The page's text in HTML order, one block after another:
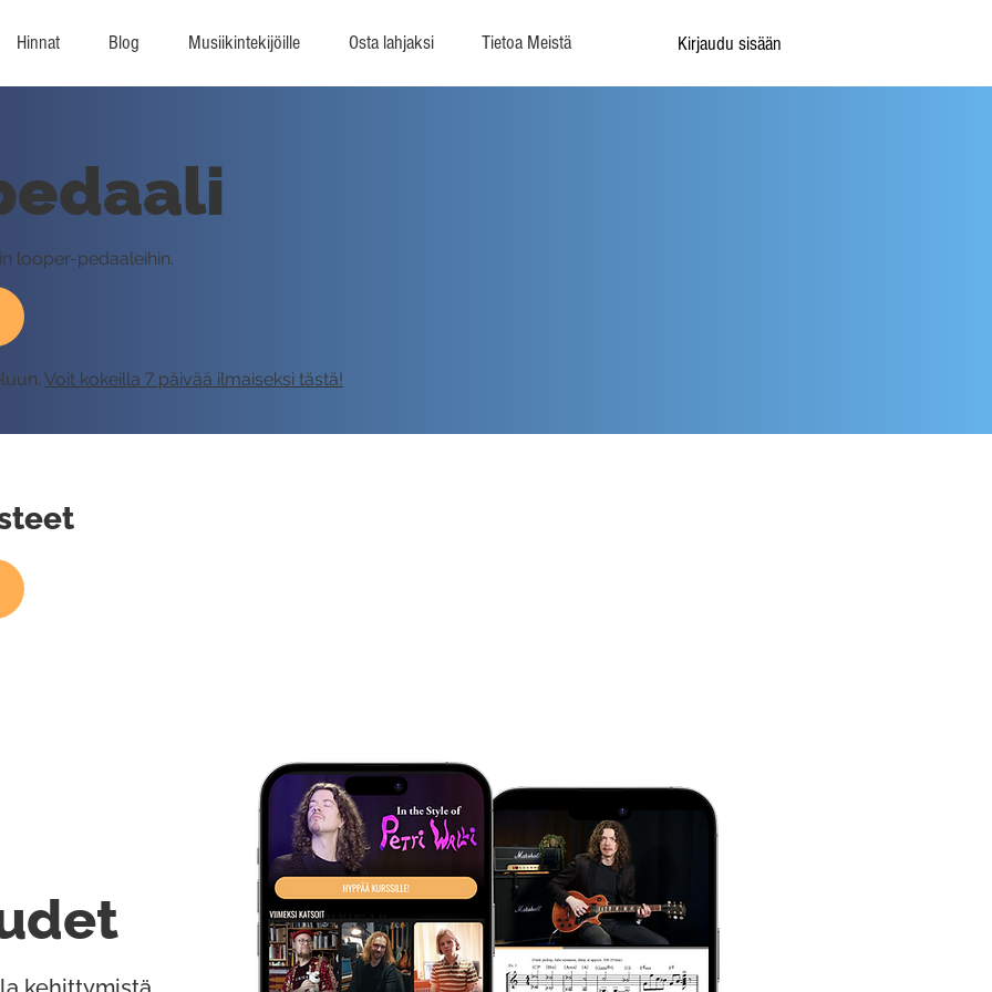
Hinnat Blog Musiikintekijöille Osta lahjaksi Tietoa Meistä Kirjaudu sisään
looper-pedaaleihin.
Voit kokeilla 7 päivää ilmaiseksi tästä!